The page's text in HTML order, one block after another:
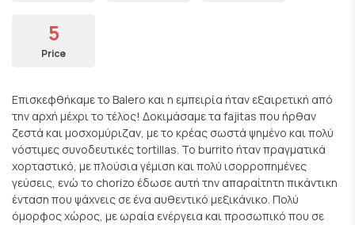
5
Price
Επισκεφθήκαμε το Balero και η εμπειρία ήταν εξαιρετική από
την αρχή μέχρι το τέλος! Δοκιμάσαμε τα fajitas που ήρθαν
ζεστά και μοσχομύριζαν, με το κρέας σωστά ψημένο και πολύ
νόστιμες συνοδευτικές tortillas. Το burrito ήταν πραγματικά
χορταστικό, με πλούσια γέμιση και πολύ ισορροπημένες
γεύσεις, ενώ το chorizo έδωσε αυτή την απαραίτητη πικάντικη
ένταση που ψάχνεις σε ένα αυθεντικό μεξικάνικο. Πολύ
όμορφος χώρος, με ωραία ενέργεια και προσωπικό που σε